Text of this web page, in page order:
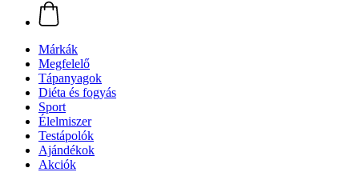
Márkák
Megfelelő
Tápanyagok
Diéta és fogyás
Sport
Élelmiszer
Testápolók
Ajándékok
Akciók